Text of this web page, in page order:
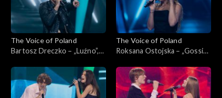
The Voice of Poland
Bartosz Dreczko – „Luźno”,
Nokaut, 1 listopada 2025
The Voice of Poland
Roksana Ostojska – „Gossip”,
Nokaut, 1 listopada 2025